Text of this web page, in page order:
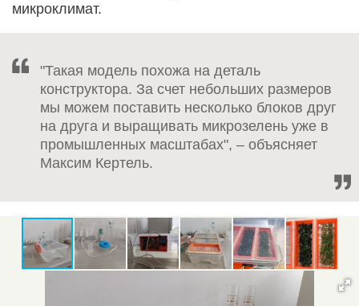
микроклимат.
"Такая модель похожа на деталь
конструктора. За счет небольших размеров
мы можем поставить несколько блоков друг
на друга и выращивать микрозелень уже в
промышленных масштабах", – объясняет
Максим Кертель.